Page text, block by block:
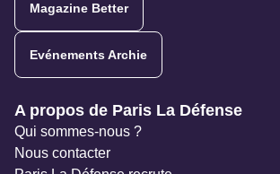
Magazine Better
Evénements Archie
Navigation secondaire
A propos de Paris La Défense
Qui sommes-nous ?
Nous contacter